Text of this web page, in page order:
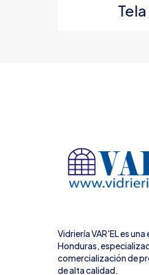
Vidriería VAR'EL es
Honduras,
comercialización de
de alta calidad.